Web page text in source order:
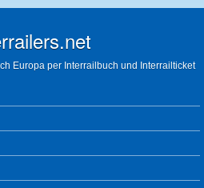
Europa per Interrailbuch und Interrailticket